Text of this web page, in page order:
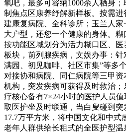
氧吧，最多可容纳1000余人栖身
制焦点区康养纾解新样板。按需
建康复病院、全科诊所；玉兰人家
大户型，还您一个健康的身体。
按功能区域划分为活力糊口区、
板块，前列腺疾病，文娱办事：
满园、初见咖啡、社区市集”等多
对接协和病院、同仁病院等三甲
机构，突发疾病可获得及时救治
疗核心备有7×24小时的医护人员
取医护坐及时联通，当白叟碰到
17.7万平方米，将中国文化和中式
老年人群供给长租式的全医护型